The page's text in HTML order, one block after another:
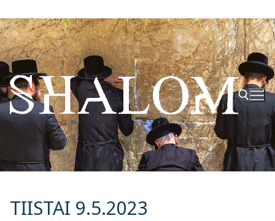
Hyppää
sisältöön
Hae:
TIISTAI 9.5.2023